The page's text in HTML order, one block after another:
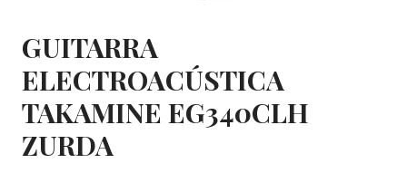
GUITARRA
ELECTROACÚSTICA
TAKAMINE EG340CLH
ZURDA